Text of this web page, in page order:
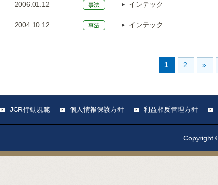
2006.01.12 インテック
2004.10.12 インテック
1 2 »
JCR行動規範 個人情報保護方針 利益相反管理方針
Copyright